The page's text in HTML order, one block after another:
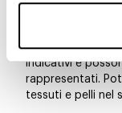
Materiali, tessuti,
indicativi e
rappresentati.
tessuti e pelli nel